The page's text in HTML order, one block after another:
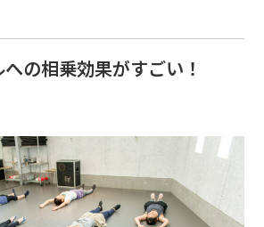
の相乗効果がすごい！